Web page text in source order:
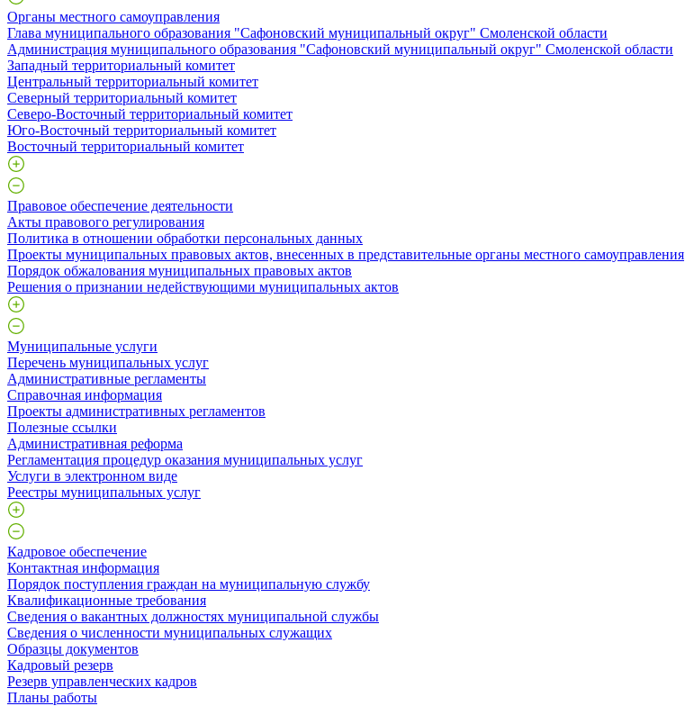
Органы местного самоуправления
Глава муниципального образования "Сафоновский муниципальный округ" Смоленской области
Администрация муниципального образования "Сафоновский муниципальный округ" Смоленской области
Западный территориальный комитет
Центральный территориальный комитет
Северный территориальный комитет
Северо-Восточный территориальный комитет
Юго-Восточный территориальный комитет
Восточный территориальный комитет
Правовое обеспечение деятельности
Акты правового регулирования
Политика в отношении обработки персональных данных
Проекты муниципальных правовых актов, внесенных в представительные органы местного самоуправления
Порядок обжалования муниципальных правовых актов
Решения о признании недействующими муниципальных актов
Муниципальные услуги
Перечень муниципальных услуг
Административные регламенты
Справочная информация
Проекты административных регламентов
Полезные ссылки
Административная реформа
Регламентация процедур оказания муниципальных услуг
Услуги в электронном виде
Реестры муниципальных услуг
Кадровое обеспечение
Контактная информация
Порядок поступления граждан на муниципальную службу
Квалификационные требования
Сведения о вакантных должностях муниципальной службы
Сведения о численности муниципальных служащих
Образцы документов
Кадровый резерв
Резерв управленческих кадров
Планы работы